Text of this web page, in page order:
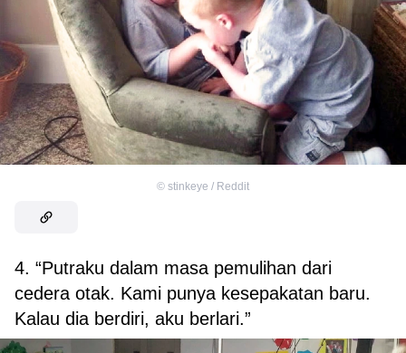
© stinkeye / Reddit
4. “Putraku dalam masa pemulihan dari
cedera otak. Kami punya kesepakatan baru.
Kalau dia berdiri, aku berlari.”